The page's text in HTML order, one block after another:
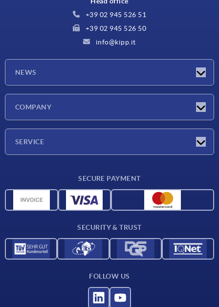
+39 02 945 526 51
+39 02 945 526 50
info@kipp.it
NEWS
COMPANY
SERVICE
CAD data
SECURE PAYMENT
SECURITY & TRUST
FOLLOW US